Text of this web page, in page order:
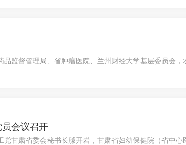
监督管理局、省肿瘤医院、兰州财经大学基层委员会，
会议召开
甘肃省委会秘书长滕开岩，甘肃省妇幼保健院（省中心